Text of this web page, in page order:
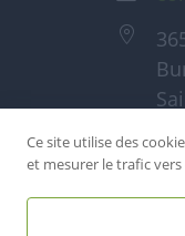
Ce site utilise des
et mesurer le trafic vers